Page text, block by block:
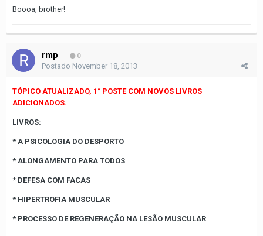
Boooa, brother!
rmp 0
Postado November 18, 2013
TÓPICO ATUALIZADO, 1° POSTE COM NOVOS LIVROS
ADICIONADOS.
LIVROS:
* A PSICOLOGIA DO DESPORTO
* ALONGAMENTO PARA TODOS
* DEFESA COM FACAS
* HIPERTROFIA MUSCULAR
* PROCESSO DE REGENERAÇÃO NA LESÃO MUSCULAR